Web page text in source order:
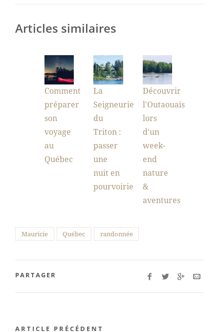
Articles similaires
Comment
préparer
son
voyage
au
Québec
La
Seigneurie
du
Triton :
passer
une
nuit en
pourvoirie
Découvrir
l'Outaouais
lors
d'un
week-
end
nature
&
aventures
Mauricie Québec randonnée
PARTAGER
ARTICLE PRÉCÉDENT